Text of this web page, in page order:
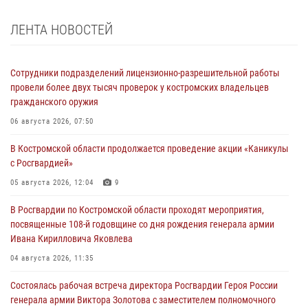
ЛЕНТА НОВОСТЕЙ
Сотрудники подразделений лицензионно-разрешительной работы
провели более двух тысяч проверок у костромских владельцев
гражданского оружия
06 августа 2026, 07:50
В Костромской области продолжается проведение акции «Каникулы
с Росгвардией»
05 августа 2026, 12:04 9
В Росгвардии по Костромской области проходят мероприятия,
посвященные 108-й годовщине со дня рождения генерала армии
Ивана Кирилловича Яковлева
04 августа 2026, 11:35
Состоялась рабочая встреча директора Росгвардии Героя России
генерала армии Виктора Золотова с заместителем полномочного